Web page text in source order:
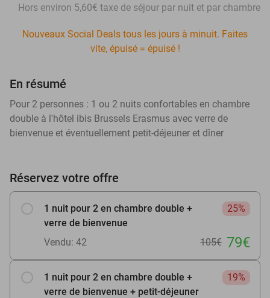
Hors environ 5,60€ taxe de séjour par nuit et par chambre
Nouveaux Social Deals tous les jours à minuit. Faites
vite, épuisé = épuisé !
En résumé
Pour 2 personnes : 1 ou 2 nuits confortables en chambre
double à l'hôtel ibis Brussels Erasmus avec verre de
bienvenue et éventuellement petit-déjeuner et dîner
Réservez votre offre
1 nuit pour 2 en chambre double +
verre de bienvenue
25%
Vendu: 42 105€ 79€
1 nuit pour 2 en chambre double +
verre de bienvenue + petit-déjeuner
19%